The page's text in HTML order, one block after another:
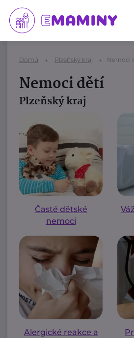
Domů Plzeňský kraj Nemoci
Nemoci dětí
Plzeňský kraj
Časté dětské
nemoci
Alergické reakce a